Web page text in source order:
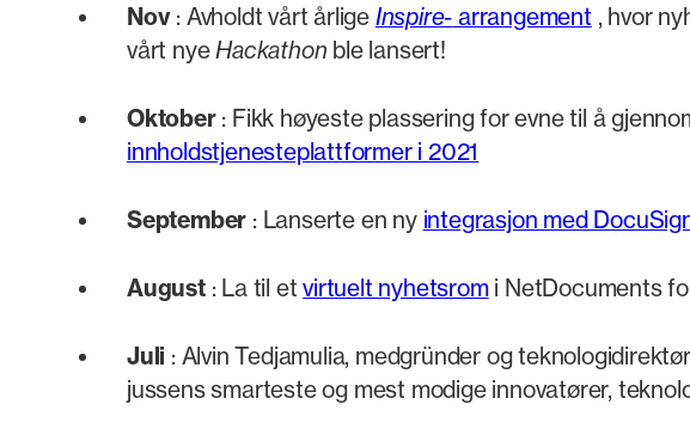
Nov: Avholdt vårt årlige Inspire- arrangement , hvor
vårt nyeHackathon ble lansert!
Oktober: Fikk høyeste plassering for evne til å
innholdstjenesteplattformer i 2021
September : Lanserte en ny integrasjon med
August: La til etvirtuelt nyhetsromi NetDocuments
Juli : Alvin Tedjamulia, medgründer og
jussens smarteste og mest modige innovatører,